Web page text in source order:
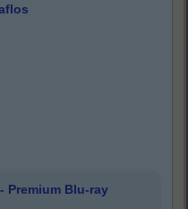
Premium Blu-ray